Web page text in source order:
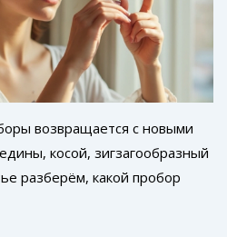
возвращается с новыми
косой, зигзагообразный
разберём, какой пробор
экспериментировать, и
Появились оригинальные